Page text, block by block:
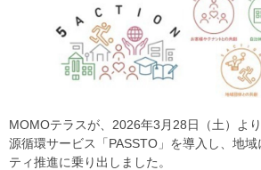
MOMOテラスが、2026年3月28日（土）よ
源循環サービス「PASSTO」を導入し、地
ティ推進に乗り出しました。